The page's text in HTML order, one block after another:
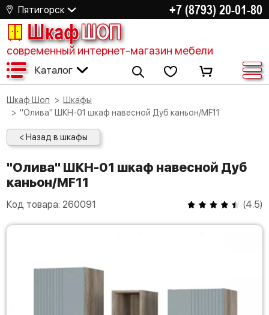
Пятигорск +7 (8793) 20-01-80
ШкафШОП
современный интернет-магазин мебели
Каталог
Шкаф Шоп
Шкафы
"Олива" ШКН-01 шкаф навесной Дуб каньон/MF11
< Назад в шкафы
"Олива" ШКН-01 шкаф навесной Дуб
каньон/MF11
Код товара: 260091 (4.5)